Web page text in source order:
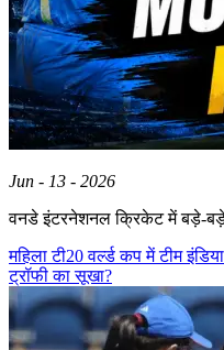
Jun - 13 - 2026
वनडे इंटरनेशनल क्रिकेट में बड़े-
महिला टी20 वर्ल्ड कप में टीम
ट्रॉफी का सूखा?